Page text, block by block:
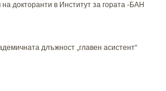
докторанти в Институт за гората -БАН
длъжност „главен асистент“